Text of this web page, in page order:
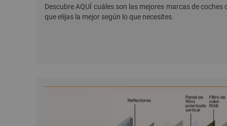
Descubre AQUÍ cuáles son las mejores marcas de coches
que elijas la mejor según lo que necesites.